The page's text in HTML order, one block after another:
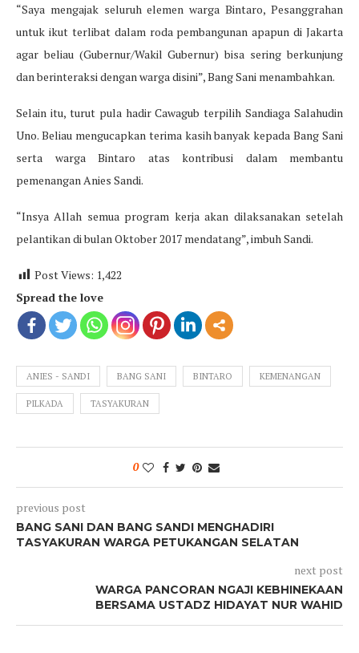
“Saya mengajak seluruh elemen warga Bintaro, Pesanggrahan
untuk ikut terlibat dalam roda pembangunan apapun di Jakarta
agar beliau (Gubernur/Wakil Gubernur) bisa sering berkunjung
dan berinteraksi dengan warga disini”, Bang Sani menambahkan.
Selain itu, turut pula hadir Cawagub terpilih Sandiaga Salahudin
Uno. Beliau mengucapkan terima kasih banyak kepada Bang Sani
serta warga Bintaro atas kontribusi dalam membantu
pemenangan Anies Sandi.
“Insya Allah semua program kerja akan dilaksanakan setelah
pelantikan di bulan Oktober 2017 mendatang”, imbuh Sandi.
Post Views: 1,422
Spread the love
ANIES - SANDI BANG SANI BINTARO KEMENANGAN
PILKADA TASYAKURAN
0
previous post
BANG SANI DAN BANG SANDI MENGHADIRI
TASYAKURAN WARGA PETUKANGAN SELATAN
next post
WARGA PANCORAN NGAJI KEBHINEKAAN
BERSAMA USTADZ HIDAYAT NUR WAHID